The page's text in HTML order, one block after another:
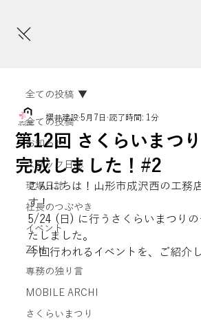
全ての投稿
お知らせ
スタッフ日誌
現場日誌
社長のつぶやき
イベント
ZEH
専務の独り言
MOBILE ARCHI
さくらいまつり
全ての投稿
第12回 さくらいまつ
完成しました！#2
櫻井建設 5月7日 読了時間: 1分
こんにちは！山形市成沢西の工務
す！
5/24 (日) に行うさくらいまつりの
たしました。
今回行われるイベントを、ご紹介